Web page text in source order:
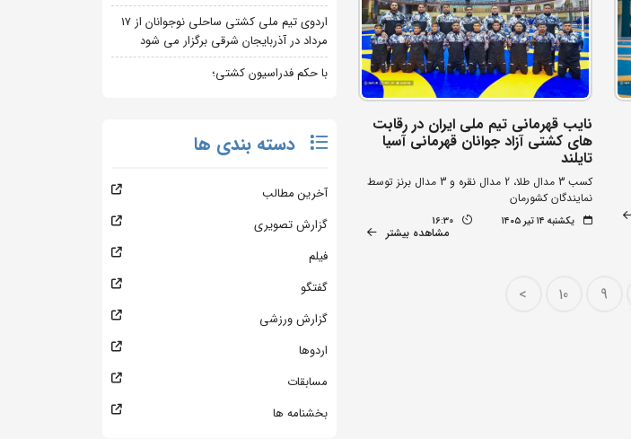
نایب قهرمانی تیم ملی ایران در رقابت
های کشتی آزاد جوانان قهرمانی آسیا
تایلند
کسب 3 مدال طلا، 2 مدال نقره و 3 مدال برنز توسط
نمایندگان کشورمان
یکشنبه ۱۴ تیر ۱۴۰۵ 16:30
مشاهده بیشتر
9
10
>
اردوی تیم ملی کشتی ساحلی نوجوانان از 17
مرداد در آذربایجان شرقی برگزار می شود
با حکم فدراسیون کشتی؛
دسته بندی ها
آخرین مطالب
گزارش تصویری
فیلم
گفتگو
گزارش ورزشی
اردوها
مسابقات
بخشنامه ها